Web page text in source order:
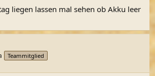
liegen lassen mal sehen ob Akku leer
Teammitglied